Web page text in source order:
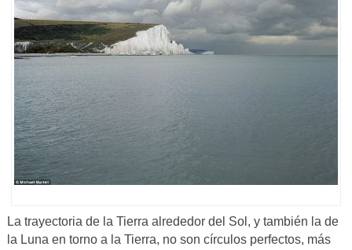
La trayectoria de la Tierra alrededor del Sol, y también la de
la Luna en torno a la Tierra, no son círculos perfectos, más